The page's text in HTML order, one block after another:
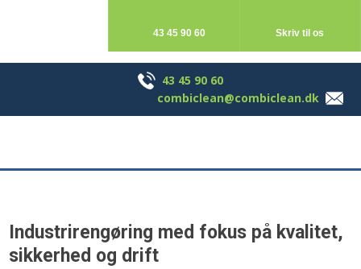
43 45 90 60 Skriv til os
43 45 90 60
combiclean@combiclean.dk
Industrirengøring med fokus på kvalitet,
sikkerhed og drift
43 45 90 60 Skriv til os